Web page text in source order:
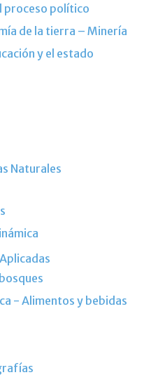
proceso político
de la tierra – Minería
y el estado
Naturales
- Alimentos y bebidas